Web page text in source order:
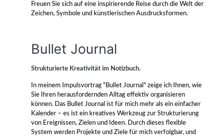
Freuen Sie sich auf eine inspirierende Reise durch die Welt der
Zeichen, Symbole und künstlerischen Ausdrucksformen.
Bullet Journal
Strukturierte Kreativität im Notizbuch.
In meinem Impulsvortrag "Bullet Journal" zeige ich Ihnen, wie
Sie Ihren herausfordernden Alltag effektiv organisieren
können. Das Bullet Journal ist für mich mehr als ein einfacher
Kalender – es ist ein kreatives Werkzeug zur Strukturierung
von Ereignissen, Zielen und Ideen. Durch dieses flexible
System werden Projekte und Ziele für mich verfolgbar, und